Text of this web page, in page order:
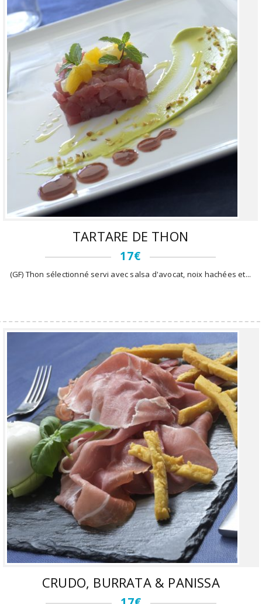
TARTARE DE THON
17€
(GF) Thon sélectionné servi avec salsa d'avocat, noix hachées et...
CRUDO, BURRATA & PANISSA